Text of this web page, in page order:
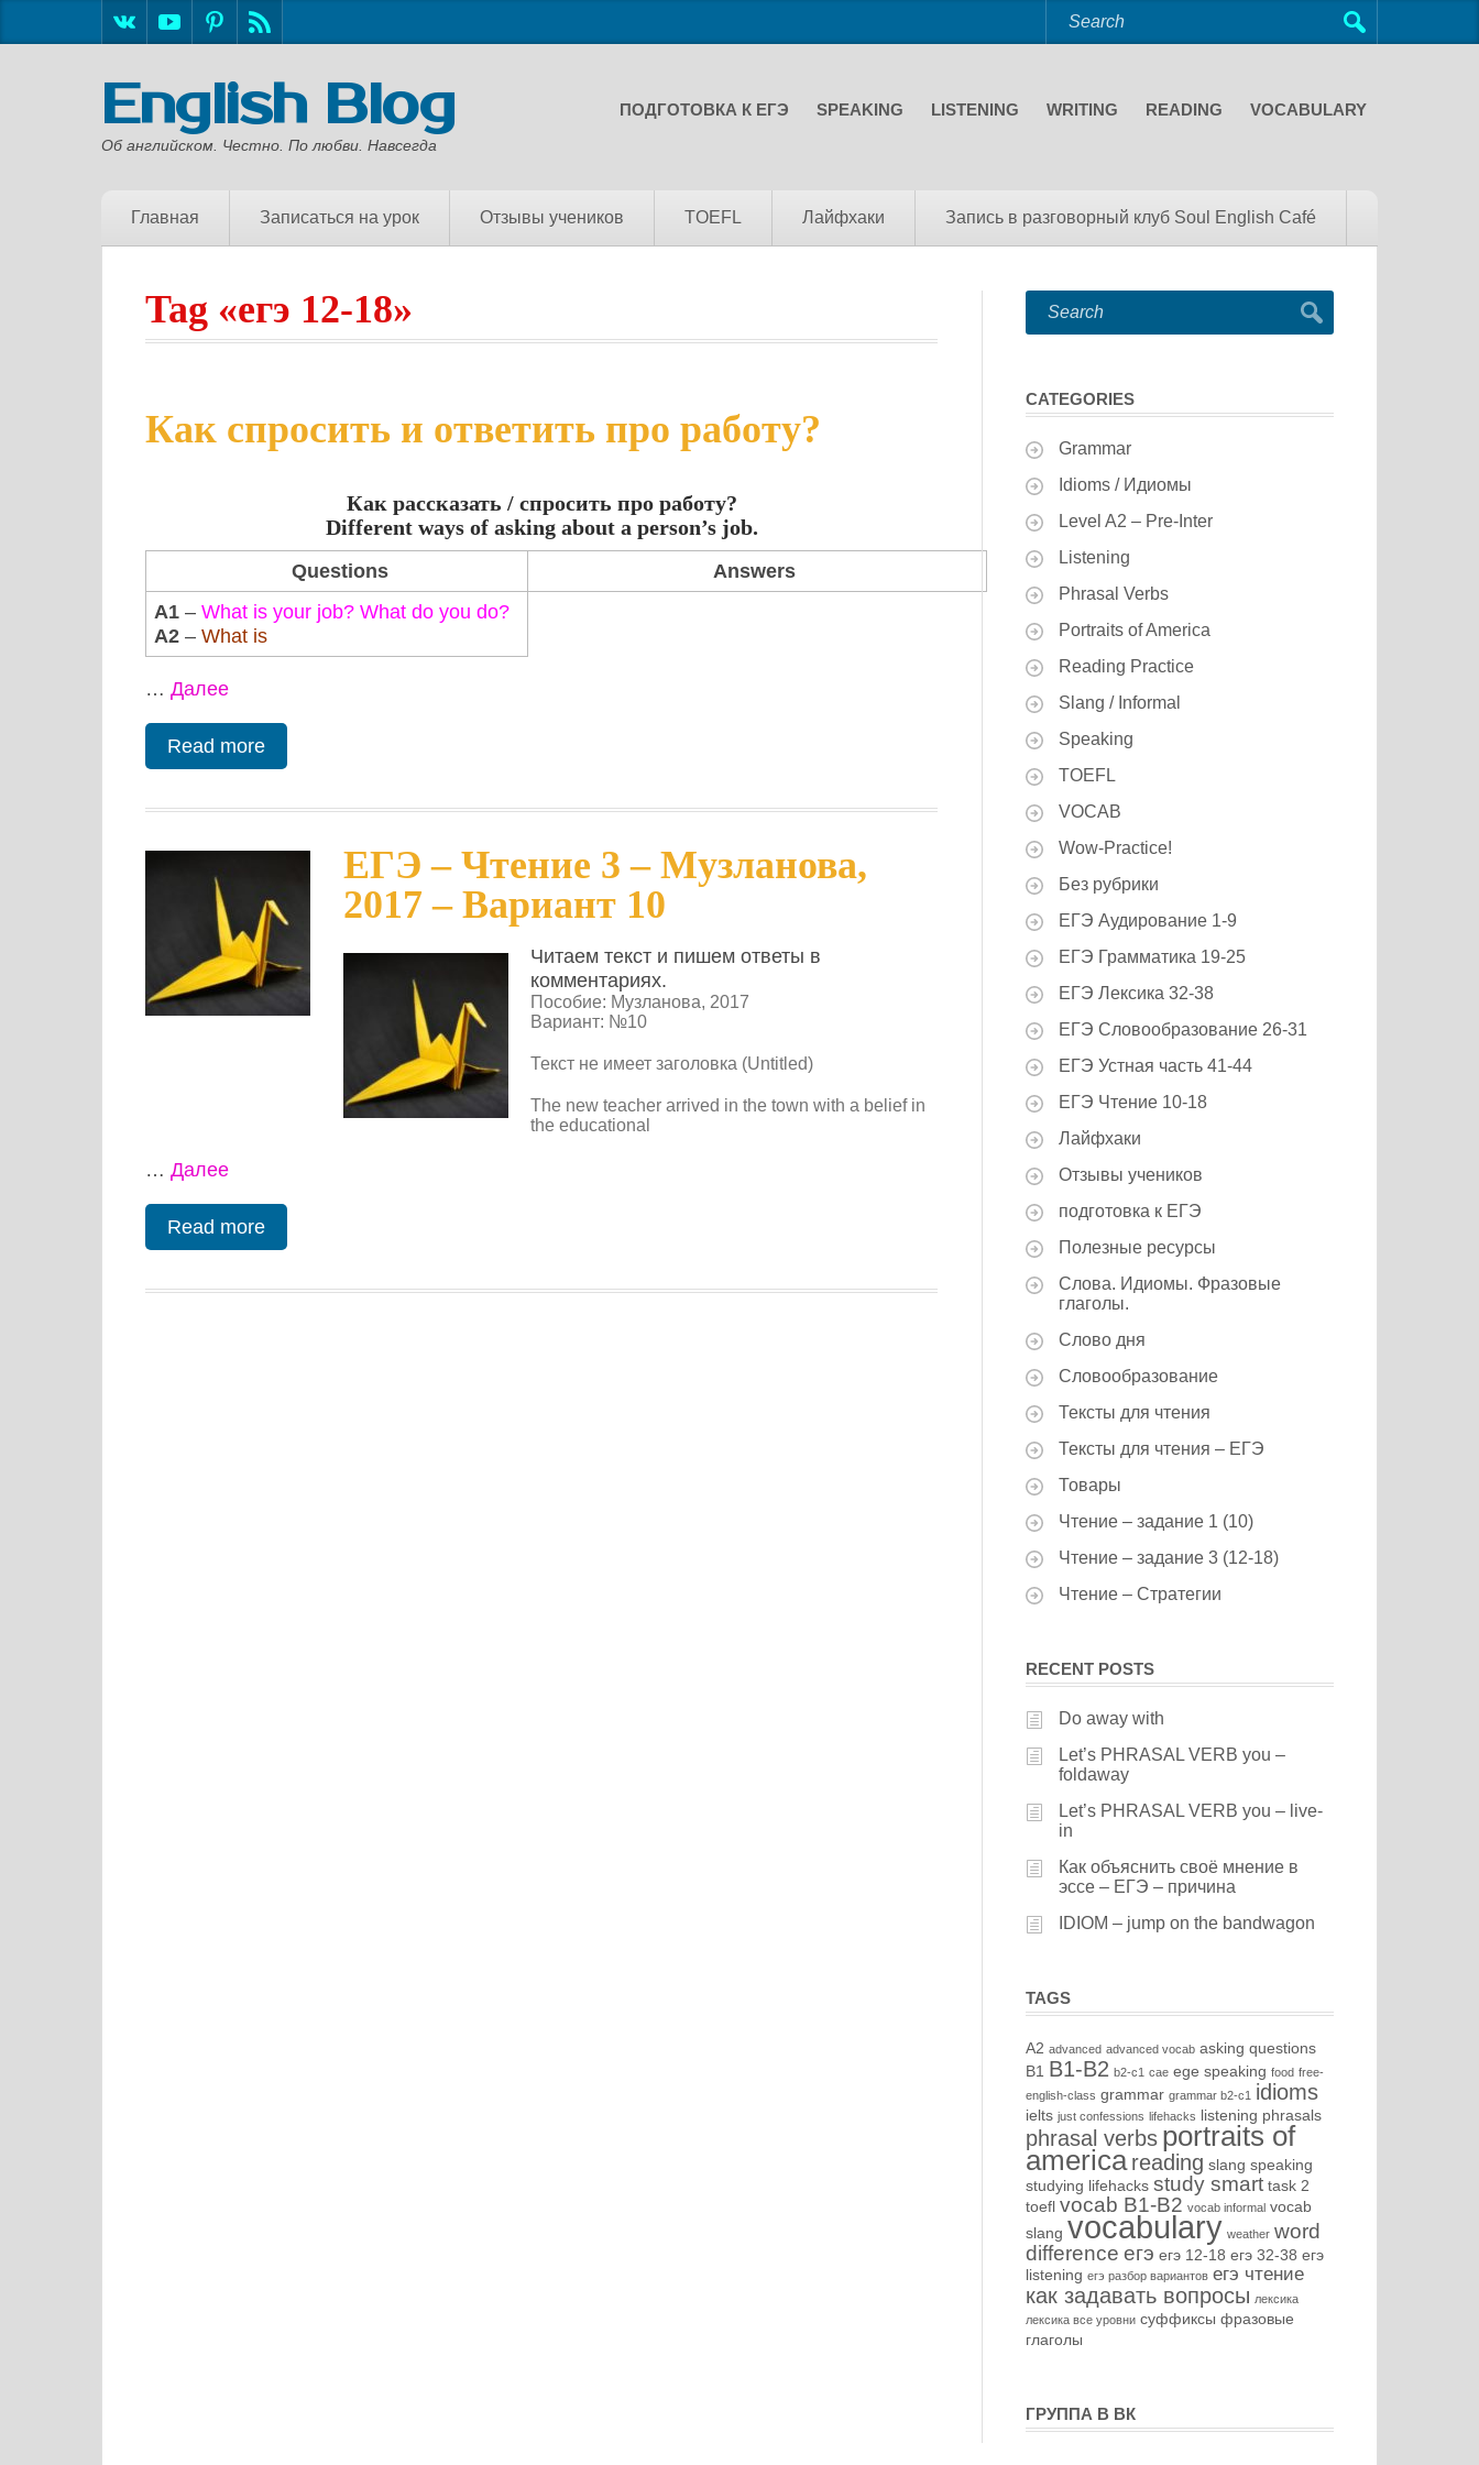
English Blog
Об английском. Честно. По любви. Навсегда
ПОДГОТОВКА К ЕГЭ SPEAKING LISTENING WRITING READING VOCABULARY
Главная Записаться на урок Отзывы учеников TOEFL Лайфхаки Запись в разговорный клуб Soul English Café
Tag «егэ 12-18»
Как спросить и ответить про работу?
Как рассказать / спросить про работу?
Different ways of asking about a person’s job.
Questions
Answers
А1 – What is your job? What do you do?
A2 – What is
… Далее
Read more
ЕГЭ – Чтение 3 – Музланова,
2017 – Вариант 10
Читаем текст и пишем ответы в
комментариях.
Пособие: Музланова, 2017
Вариант: №10
Текст не имеет заголовка (Untitled)
The new teacher arrived in the town with a belief in
the educational
… Далее
Read more
CATEGORIES
Grammar
Idioms / Идиомы
Level A2 – Pre-Inter
Listening
Phrasal Verbs
Portraits of America
Reading Practice
Slang / Informal
Speaking
TOEFL
VOCAB
Wow-Practice!
Без рубрики
ЕГЭ Аудирование 1-9
ЕГЭ Грамматика 19-25
ЕГЭ Лексика 32-38
ЕГЭ Словообразование 26-31
ЕГЭ Устная часть 41-44
ЕГЭ Чтение 10-18
Лайфхаки
Отзывы учеников
подготовка к ЕГЭ
Полезные ресурсы
Слова. Идиомы. Фразовые
глаголы.
Слово дня
Словообразование
Тексты для чтения
Тексты для чтения – ЕГЭ
Товары
Чтение – задание 1 (10)
Чтение – задание 3 (12-18)
Чтение – Стратегии
RECENT POSTS
Do away with
Let’s PHRASAL VERB you –
foldaway
Let’s PHRASAL VERB you – live-
in
Как объяснить своё мнение в
эссе – ЕГЭ – причина
IDIOM – jump on the bandwagon
TAGS
A2 advanced advanced vocab asking questions
B1 B1-B2 b2-c1 cae ege speaking food free-
english-class grammar grammar b2-c1 idioms
ielts just confessions lifehacks listening phrasals
phrasal verbs portraits of
america reading slang speaking
studying lifehacks study smart task 2
toefl vocab B1-B2 vocab informal vocab
slang vocabulary weather word
difference егэ егэ 12-18 егэ 32-38 егэ
listening егэ разбор вариантов егэ чтение
как задавать вопросы лексика
лексика все уровни суффиксы фразовые
глаголы
ГРУППА В ВК